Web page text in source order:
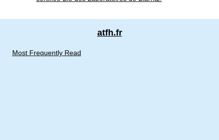
atfh.fr
Most Frequently Read